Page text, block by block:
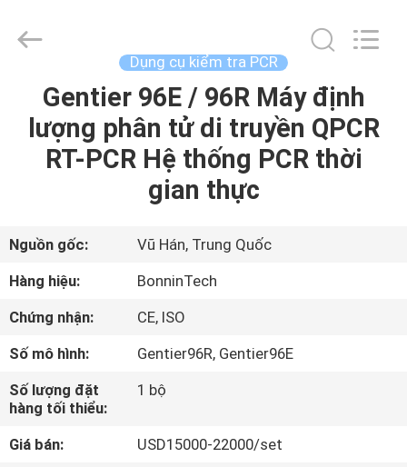
TRANG
CHỦ
PHẨM
VIDEO
VỀ
CHÚNG
TÔI
cung
Wuhan
Dụng cụ kiểm tra PCR
Gentier 96E / 96R Máy định
lượng phân tử di truyền QPCR
RT-PCR Hệ thống PCR thời
gian thực
Nguồn gốc:
Vũ Hán, Trung Quốc
Hàng hiệu:
BonninTech
Chứng nhận:
CE, ISO
Số mô hình:
Gentier96R, Gentier96E
Số lượng đặt
hàng tối thiểu:
1 bộ
Giá bán:
USD15000-22000/set